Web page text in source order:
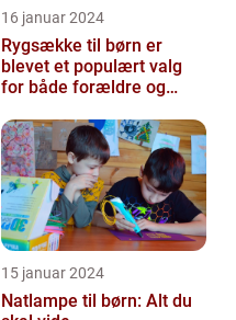
16 januar 2024
Rygsække til børn er
blevet et populært valg
for både forældre og
transport...
15 januar 2024
Natlampe til børn: Alt du